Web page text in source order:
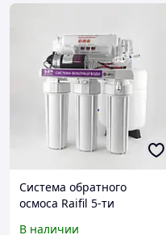
Система обратного
осмоса Raifil 5-ти
В наличии